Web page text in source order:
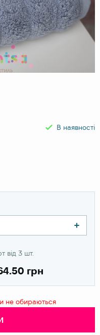
В наявності
від 3 шт.
грн
не обираються